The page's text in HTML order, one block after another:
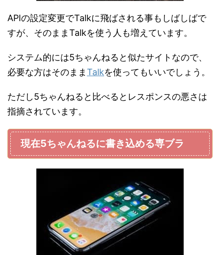
APIの設定変更でTalkに飛ばされる事もしばしばで
すが、そのままTalkを使う人も増えています。
システム的には5ちゃんねると似たサイトなので、
必要な方はそのままTalkを使ってもいいでしょう。
ただし5ちゃんねると比べるとレスポンスの悪さは
指摘されています。
現在5ちゃんねるに書き込める専ブラ